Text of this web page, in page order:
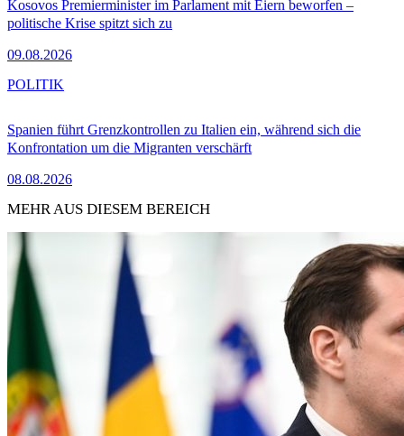
Kosovos Premierminister im Parlament mit Eiern beworfen –
politische Krise spitzt sich zu
09.08.2026
Spanien führt Grenzkontrollen zu Italien ein, während sich die
Konfrontation um die Migranten verschärft
08.08.2026
POLITIK
MEHR AUS DIESEM BEREICH